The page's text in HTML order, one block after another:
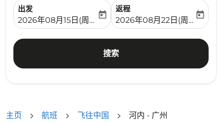
出发
fc-booking-departure-date-aria-label
2026年08月15日(周六)
today
返程
fc-booking-return-date-
2026年08月22日(周六)
today
搜索
主页 航班 飞往中国 河内 - 广州